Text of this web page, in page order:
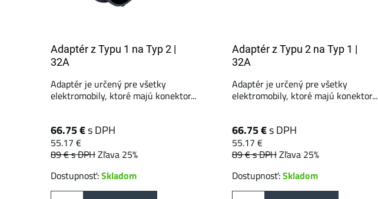
Adaptér z Typu 1 na Typ 2 |
32A
Adaptér je určený pre všetky
elektromobily, ktoré majú konektor...
66.75 €s DPH
55.17 €
89 €s DPHZľava 25%
Dostupnosť:Skladom
Adaptér z Typu 2 na Typ 1 |
32A
Adaptér je určený pre všetky
elektromobily, ktoré majú konektor...
66.75 €s DPH
55.17 €
89 €s DPHZľava 25%
Dostupnosť:Skladom